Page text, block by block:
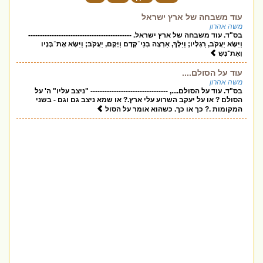
עוד משבחה של ארץ ישראל
משה אהרון
בס"ד. עוד משבחה של ארץ ישראל. --------------------------------------------
וַיִּשָּׂא יַעֲקֹב, רַגְלָיו; וַיֵּלֶךְ, אַרְצָה בְנֵי־קֶדֶם וַיָּקָם, יַעֲקֹב; וַיִּשָּׂא אֶת־בָּנָיו
וְאֶת־נָשָ
עוד על הסולם....
משה אהרון
בס"ד. עוד על הסולם...., --------------------------------- "ניצב עליו" ה' על
הסולם ? או על יעקב השרוע עלי ארץ.? או שמא ניצב גם וגם - בשני
המקומות .? כך או כך. כשהוא אומר על הסול